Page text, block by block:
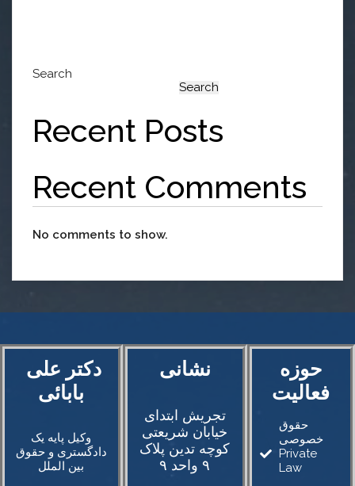
Search
Search
Recent Posts
Recent Comments
No comments to show.
بابائی
وکیل پایه یک
دادگستری و حقوق
بین الملل
تجریش ابتدای
خیابان شریعتی
کوچه تدین پلاک
۹ واحد ۹
حوزه
فعالیت
حقوق
خصوصی
Private
Law